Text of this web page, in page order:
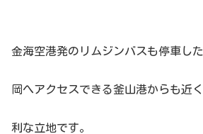
金海空港発のリムジンバスも停車し
岡へアクセスできる釜山港からも近
利な立地です。